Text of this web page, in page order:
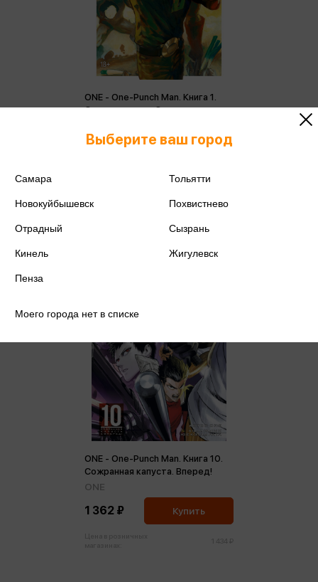
ONE - One-Punch Man. Книга 1.
Одним ударом. Секрет силы
1 362 ₽
ONE - One-Punch Man. Книга 10.
Сожранная капуста. Вперед!
ONE
1 362 ₽ Купить
Выберите ваш город
Самара Тольятти
Новокуйбышевск Похвистнево
Отрадный Сызрань
Кинель Жигулевск
Пенза
Моего города нет в списке